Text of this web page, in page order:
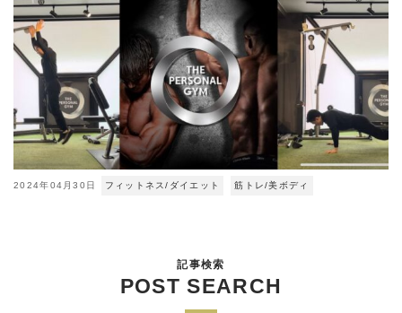
2024年04月30日 フィットネス/ダイエット 筋トレ/美ボディ
記事検索
POST SEARCH